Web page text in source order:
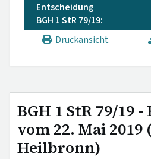
Entscheidung
BGH 1 StR 79/19:
Druckansicht
BGH 1 StR 79/19
vom 22. Mai 2019
Heilbronn)